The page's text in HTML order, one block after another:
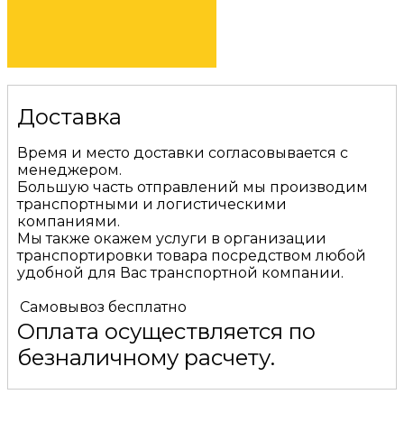
Доставка
Время и место доставки согласовывается с
менеджером.
Большую часть отправлений мы производим
транспортными и логистическими
компаниями.
Мы также окажем услуги в организации
транспортировки товара посредством любой
удобной для Вас транспортной компании.
Самовывоз бесплатно
Оплата осуществляется по
безналичному расчету.